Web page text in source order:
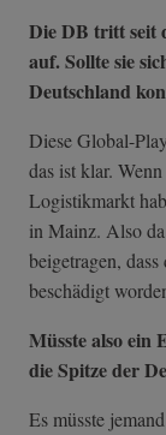
Die DB tritt seit
auf. Sollte sie
Deutschland
Diese Global-
das ist klar.
Logistikmarkt
in Mainz. Also
beigetragen,
beschädigt
Müsste also ein
die Spitze der
Es müsste